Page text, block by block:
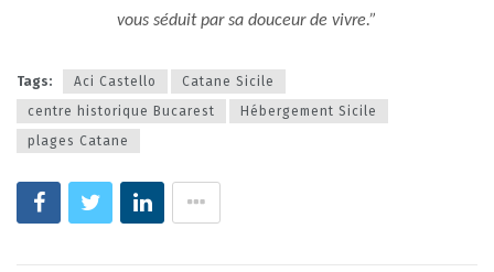
vous séduit par sa douceur de vivre.”
Tags: Aci Castello
Catane Sicile
centre historique Bucarest
Hébergement Sicile
plages Catane